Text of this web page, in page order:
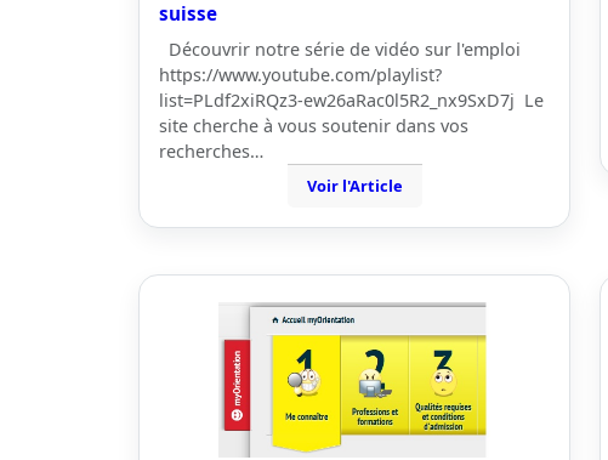
suisse
Découvrir notre série de vidéo sur l'emploi
https://www.youtube.com/playlist?
list=PLdf2xiRQz3-ew26aRac0l5R2_nx9SxD7j Le
site cherche à vous soutenir dans vos
recherches…
Voir l'Article